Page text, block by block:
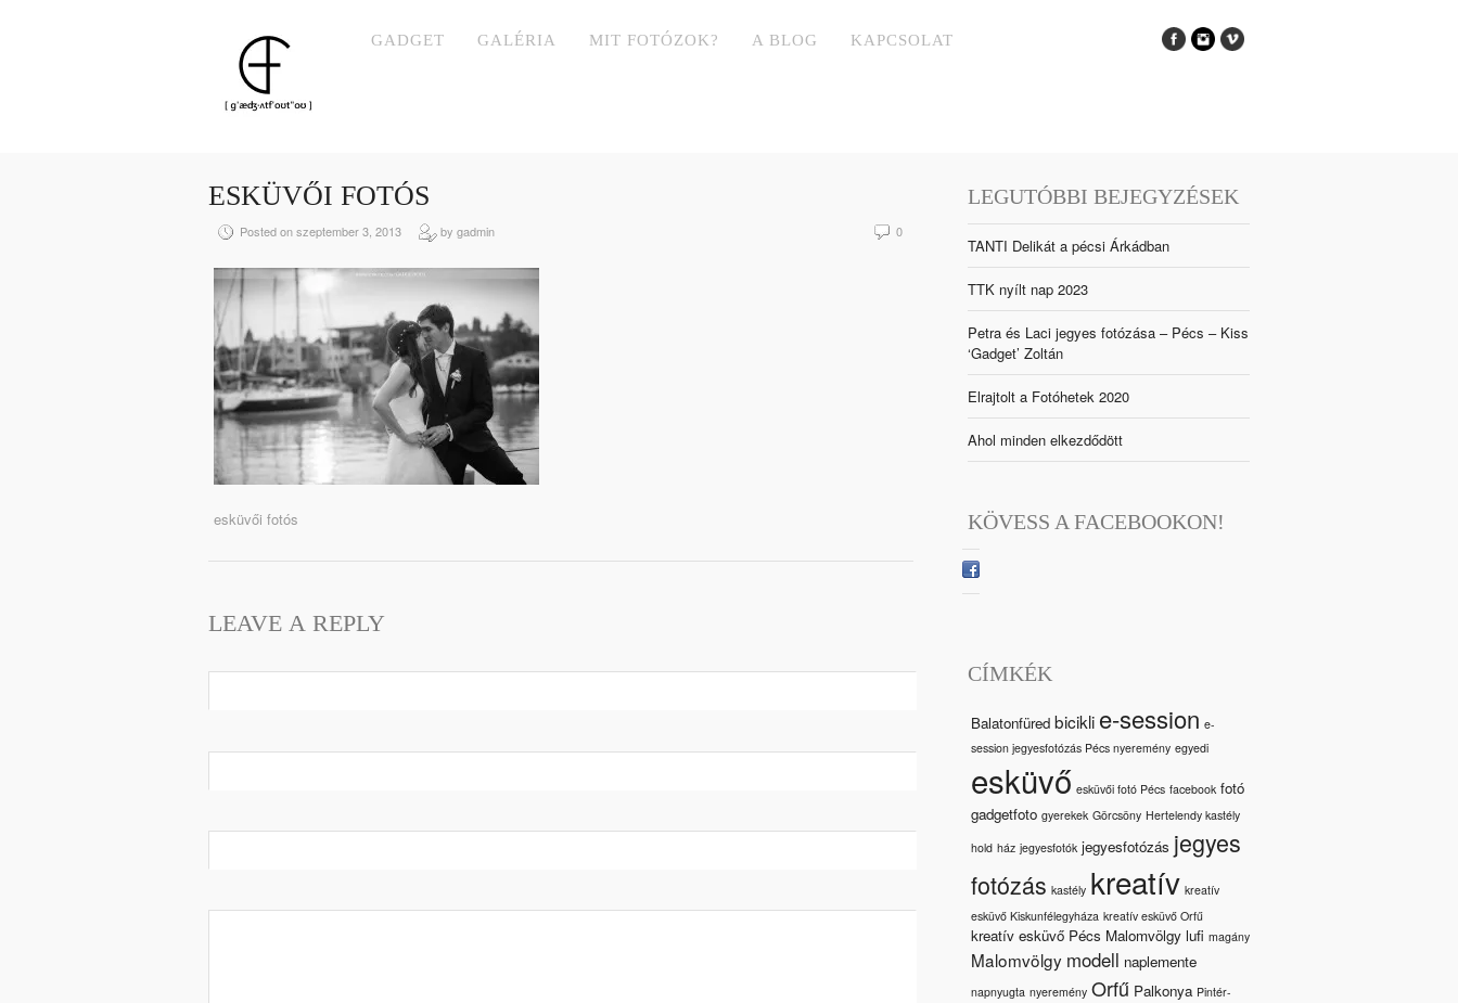
GADGET GALÉRIA MIT FOTÓZOK? A BLOG KAPCSOLAT
ESKÜVŐI FOTÓS
Posted on szeptember 3, 2013 by gadmin 0
esküvői fotós
LEAVE A REPLY
LEGUTÓBBI BEJEGYZÉSEK
TANTI Delikát a pécsi Árkádban
TTK nyílt nap 2023
Petra és Laci jegyes fotózása – Pécs – Kiss
‘Gadget’ Zoltán
Elrajtolt a Fotóhetek 2020
Ahol minden elkezdődött
KÖVESS A FACEBOOKON!
CÍMKÉK
Balatonfüred bicikli e-session e-
session jegyesfotózás Pécs nyeremény egyedi
esküvő esküvői fotó Pécs facebook fotó
gadgetfoto gyerekek Görcsöny Hertelendy kastély
hold ház jegyesfotók jegyesfotózás jegyes
fotózás kastély kreatív kreatív
esküvő Kiskunfélegyháza kreatív esküvő Orfű
kreatív esküvő Pécs Malomvölgy lufi magány
Malomvölgy modell naplemente
napnyugta nyeremény Orfű Palkonya Pintér-